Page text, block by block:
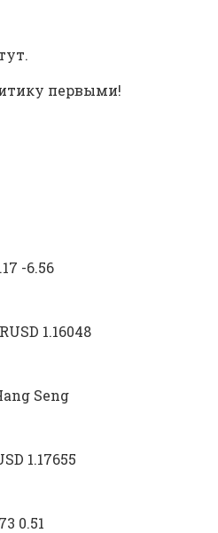
первыми!
-6.56
1.16048
Seng
1.17655
0.51